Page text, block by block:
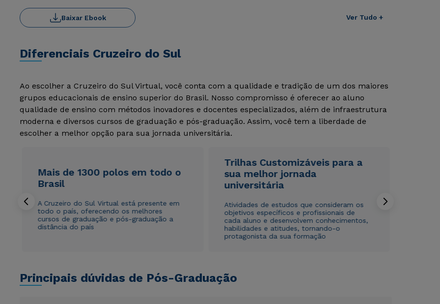
Ver Tudo +
Baixar Ebook
Diferenciais Cruzeiro do Sul
Ao escolher a Cruzeiro do Sul Virtual, você conta com a qualidade e tradição de um dos maiores
grupos educacionais de ensino superior do Brasil. Nosso compromisso é oferecer ao aluno
qualidade de ensino com métodos inovadores e docentes especializados, além de infraestrutura
moderna e diversos cursos de graduação e pós-graduação. Assim, você tem a liberdade de
escolher a melhor opção para sua jornada universitária.
Mais de 1300 polos em todo o
Brasil
A Cruzeiro do Sul Virtual está presente em
todo o país, oferecendo os melhores
cursos de graduação e pós-graduação a
distância do país
Trilhas Customizáveis para a
sua melhor jornada
universitária
Atividades de estudos que consideram os
objetivos específicos e profissionais de
cada aluno e desenvolvem conhecimentos,
habilidades e atitudes, tornando-o
protagonista da sua formação
Principais dúvidas de Pós-Graduação
Rápido e fácil
WhatsApp
Rápido e fácil
WhatsApp